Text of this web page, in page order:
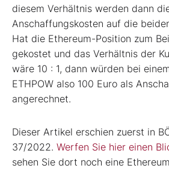
diesem Verhältnis werden dann
Anschaffungskosten auf die
Hat die Ethereum-Position zum
gekostet und das Verhältnis der
wäre 10 : 1, dann würden bei
ETHPOW also 100 Euro als
angerechnet.
Dieser Artikel erschien zuerst in
37/2022. Werfen Sie hier einen
sehen Sie dort noch eine